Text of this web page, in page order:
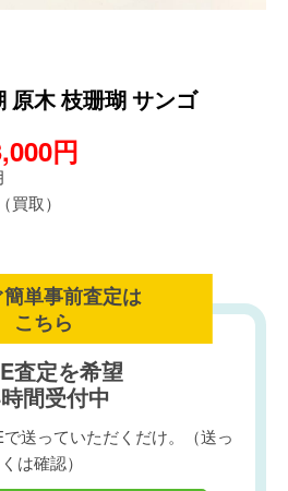
原木 枝珊瑚 サンゴ
円
買取）
単事前査定は
こちら
査定を希望
間受付中
送っていただくだけ。（送っ
は確認）